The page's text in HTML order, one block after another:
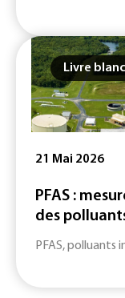
Livre blanc
21 Mai 2026
PFAS :
des
PFAS, polluants